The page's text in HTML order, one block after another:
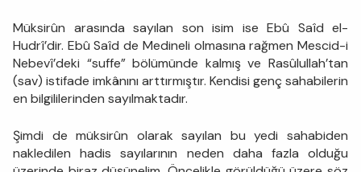
Müksirûn arasında sayılan son isim ise Ebû Saîd el-
Hudrî’dir. Ebû Saîd de Medineli olmasına rağmen Mescid-i
Nebevî’deki “suffe” bölümünde kalmış ve Rasûlullah’tan
(sav) istifade imkânını arttırmıştır. Kendisi genç sahabilerin
en bilgililerinden sayılmaktadır.
Şimdi de müksirûn olarak sayılan bu yedi sahabiden
nakledilen hadis sayılarının neden daha fazla olduğu